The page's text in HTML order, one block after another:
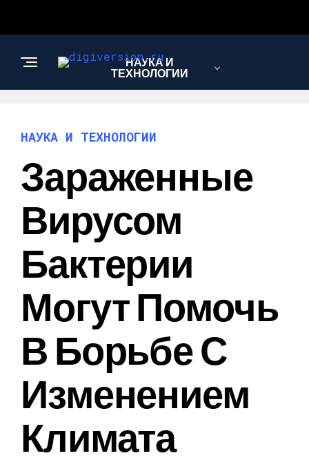
НАУКА И
ТЕХНОЛОГИИ
НАУКА И ТЕХНОЛОГИИ
Зараженные
Вирусом
Бактерии
Могут Помочь
В Борьбе С
Изменением
Климата